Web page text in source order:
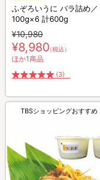
ふぞろいうに バラ詰め／
100g×6 計600g
¥10,980
¥8,980（税込）
ほか1商品
(3)
TBSショッピングおすすめ